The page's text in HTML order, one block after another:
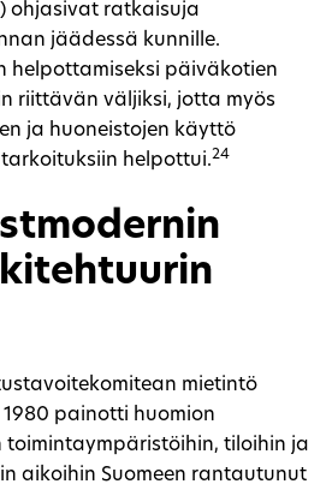
ohjasivat ratkaisuja
jäädessä kunnille.
helpottamiseksi päiväkotien
riittävän väljiksi, jotta myös
ja huoneistojen käyttö
helpottui.24
mietintö
1980 painotti huomion
toimintaympäristöihin, tiloihin ja
aikoihin Suomeen rantautunut